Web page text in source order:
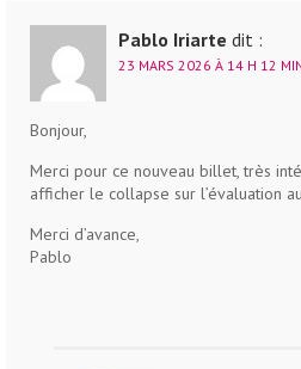
Pablo Iriarte dit :
23 MARS 2026 À 14 H 12
Bonjour,
Merci pour ce nouveau billet, très
afficher le collapse sur l’évaluation
Merci d’avance,
Pablo